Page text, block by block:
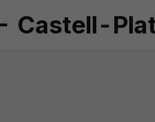
Castell-